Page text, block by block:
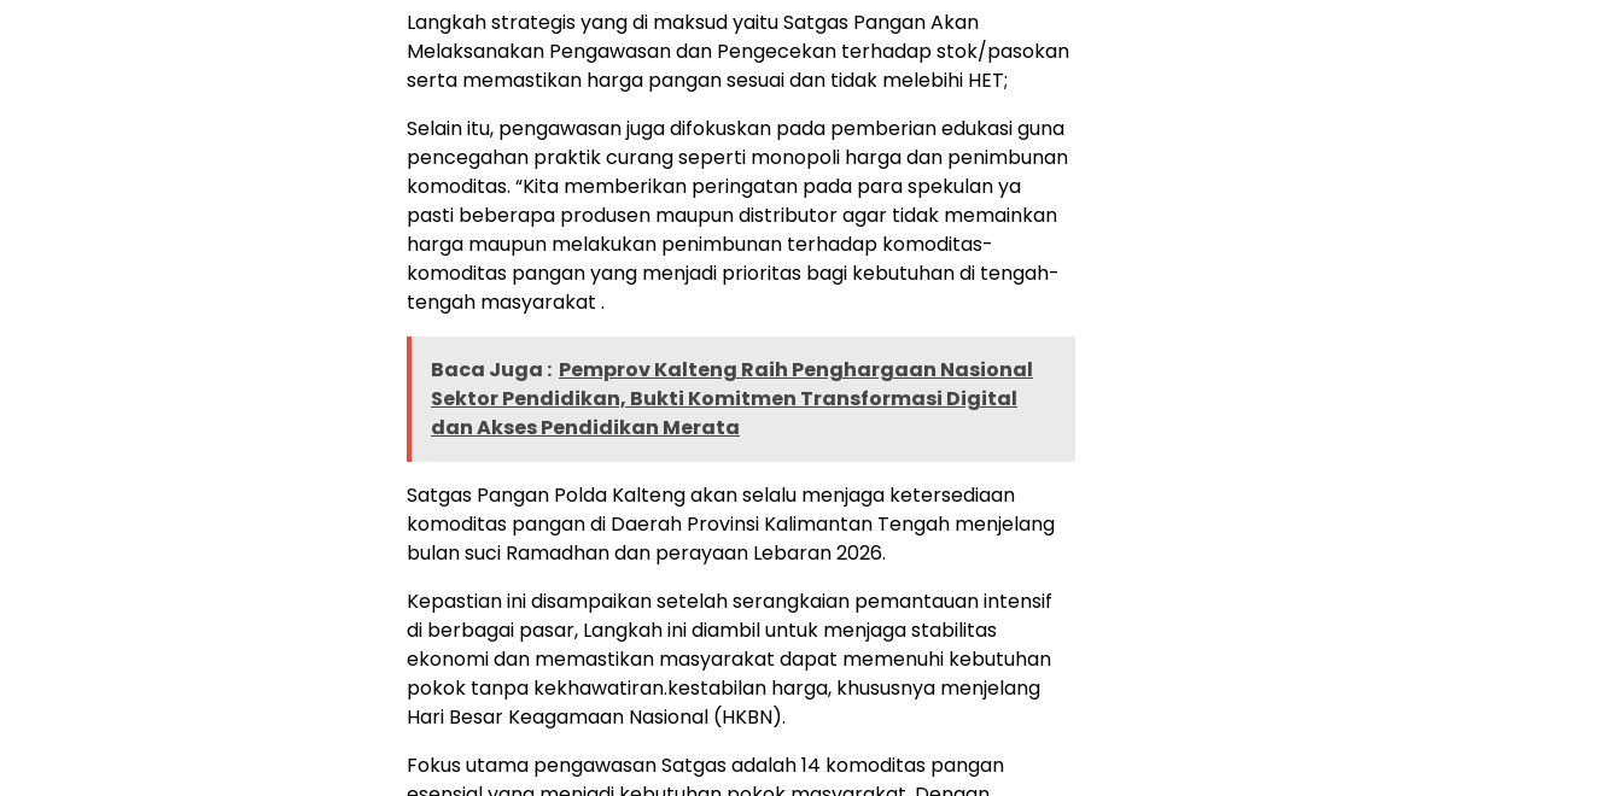
Langkah strategis yang di maksud yaitu Satgas Pangan Akan
Melaksanakan Pengawasan dan Pengecekan terhadap stok/pasokan
serta memastikan harga pangan sesuai dan tidak melebihi HET;
Selain itu, pengawasan juga difokuskan pada pemberian edukasi guna
pencegahan praktik curang seperti monopoli harga dan penimbunan
komoditas. “Kita memberikan peringatan pada para spekulan ya
pasti beberapa produsen maupun distributor agar tidak memainkan
harga maupun melakukan penimbunan terhadap komoditas-
komoditas pangan yang menjadi prioritas bagi kebutuhan di tengah-
tengah masyarakat .
Baca Juga : Pemprov Kalteng Raih Penghargaan Nasional
Sektor Pendidikan, Bukti Komitmen Transformasi Digital
dan Akses Pendidikan Merata
Satgas Pangan Polda Kalteng akan selalu menjaga ketersediaan
komoditas pangan di Daerah Provinsi Kalimantan Tengah menjelang
bulan suci Ramadhan dan perayaan Lebaran 2026.
Kepastian ini disampaikan setelah serangkaian pemantauan intensif
di berbagai pasar, Langkah ini diambil untuk menjaga stabilitas
ekonomi dan memastikan masyarakat dapat memenuhi kebutuhan
pokok tanpa kekhawatiran.kestabilan harga, khususnya menjelang
Hari Besar Keagamaan Nasional (HKBN).
Fokus utama pengawasan Satgas adalah 14 komoditas pangan